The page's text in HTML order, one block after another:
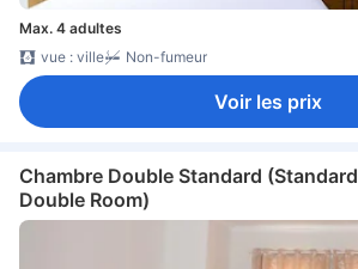
Max. 4 adultes
vue : ville
Non-fumeur
Voir les prix
Chambre Double Standard (Standard
Double Room)